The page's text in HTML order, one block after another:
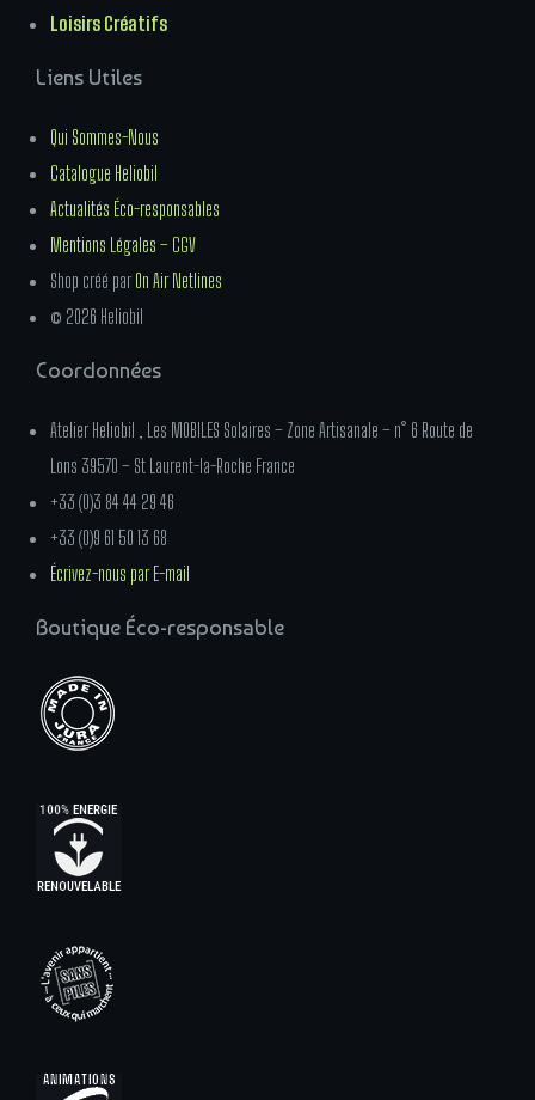
Loisirs Créatifs
Liens Utiles
Qui Sommes-Nous
Catalogue Heliobil
Actualités Éco-responsables
Mentions Légales – CGV
Shop créé par On Air Netlines
© 2026 Heliobil
Coordonnées
Atelier Heliobil , Les MOBILES Solaires – Zone Artisanale – n° 6 Route de
Lons 39570 – St Laurent-la-Roche France
+33 (0)3 84 44 29 46
+33 (0)9 61 50 13 68
Écrivez-nous par E-mail
Boutique Éco-responsable